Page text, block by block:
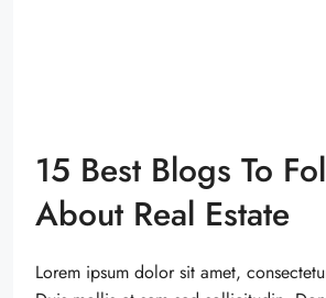
15 Best Blogs To
About Real Estate
Lorem ipsum dolor sit amet,